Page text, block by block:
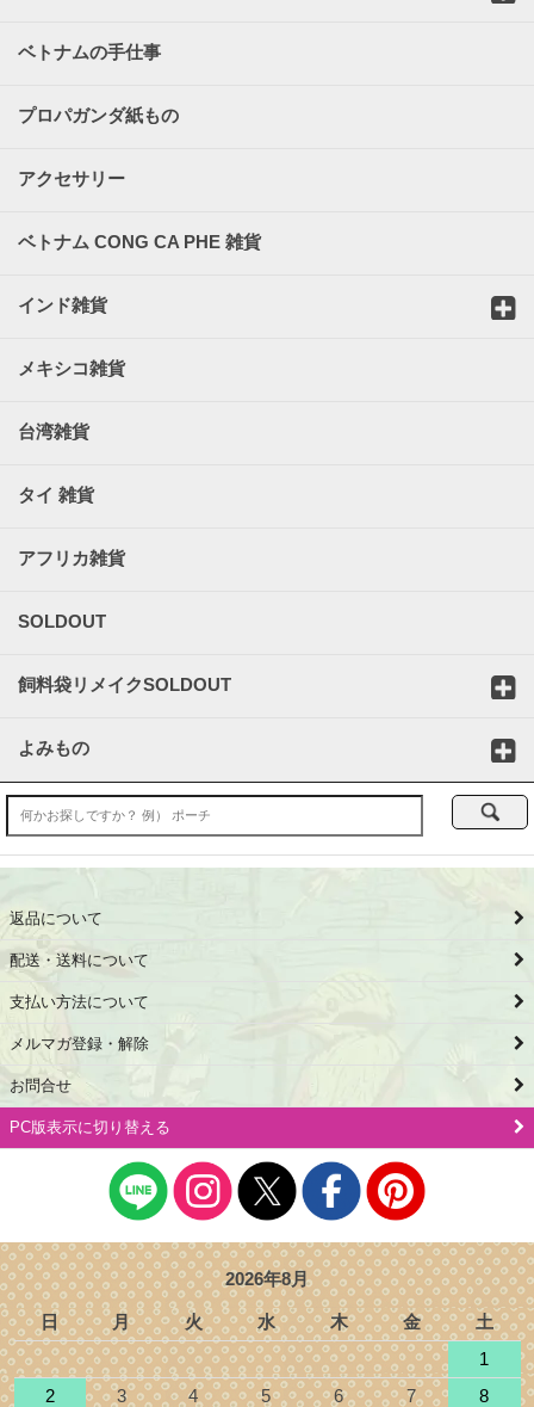
ベトナムの手仕事
プロパガンダ紙もの
アクセサリー
ベトナム CONG CA PHE 雑貨
インド雑貨
メキシコ雑貨
台湾雑貨
タイ 雑貨
アフリカ雑貨
SOLDOUT
飼料袋リメイクSOLDOUT
よみもの
返品について
配送・送料について
支払い方法について
メルマガ登録・解除
お問合せ
PC版表示に切り替える
2026年8月
日 月 火 水 木 金
土
1
2
3 4 5 6 7
8